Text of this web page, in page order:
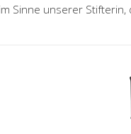
Sinne unserer